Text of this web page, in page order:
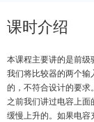
课时介绍
本课程主要讲的是前级
我们将比较器的两个输
的，不符合设计的要求。
之前我们讲过电容上
缓慢上升的。如果电容